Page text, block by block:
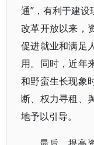
通”，有利于建设
改革开放以来，
促进就业和满足
用。同时，近年
和野蛮生长现象
断、权力寻租、
地予以引导。